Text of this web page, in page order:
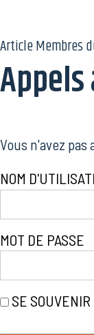
Article Membres
Vous n'avez pas
NOM
MOT DE PASSE
SE SOUVENIR